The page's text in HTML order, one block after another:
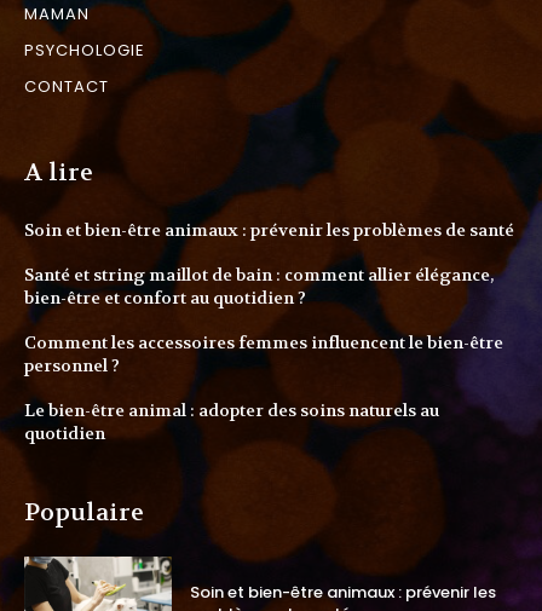
MAMAN
PSYCHOLOGIE
CONTACT
A lire
Soin et bien-être animaux : prévenir les problèmes de santé
Santé et string maillot de bain : comment allier élégance,
bien-être et confort au quotidien ?
Comment les accessoires femmes influencent le bien-être
personnel ?
Le bien-être animal : adopter des soins naturels au
quotidien
Populaire
Soin et bien-être animaux : prévenir les